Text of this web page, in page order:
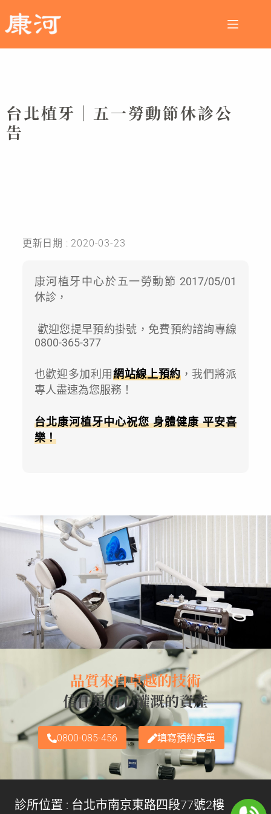
台北植牙│五一勞動節休診公
告
更新日期 : 2020-03-23
康河植牙中心於五一勞動節 2017/05/01
休診，
歡迎您提早預約掛號，免費預約諮詢專線
0800-365-377
也歡迎多加利用網站線上預約，我們將派
專人盡速為您服務！
台北康河植牙中心祝您身體健康 平安喜
樂！
品質來自卓越的技術
信任是用心灌溉的資產
0800-085-456 填寫預約表單
診所位置 : 台北市南京東路四段77號2樓